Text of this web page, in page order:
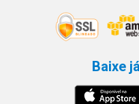
Baixe